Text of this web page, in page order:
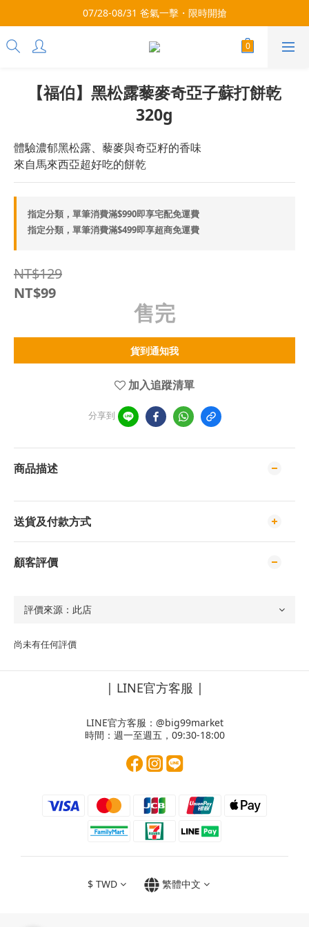
每月9號會員日，消費點數3倍送！把握機會，趕緊下單！
07/28-08/31 爸氣一擊・限時開搶
每月9號會員日，消費點數3倍送！把握機會，趕緊下單！
【福伯】黑松露藜麥奇亞子蘇打餅乾
320g
體驗濃郁黑松露、藜麥與奇亞籽的香味
來自馬來西亞超好吃的餅乾
指定分類，單筆消費滿$990即享宅配免運費
指定分類，單筆消費滿$499即享超商免運費
NT$129
NT$99
售完
貨到通知我
加入追蹤清單
分享到
商品描述
送貨及付款方式
顧客評價
尚未有任何評價
| LINE官方客服 |
LINE官方客服： @big99market
時間：週一至週五，09:30-18:00
$ TWD 繁體中文